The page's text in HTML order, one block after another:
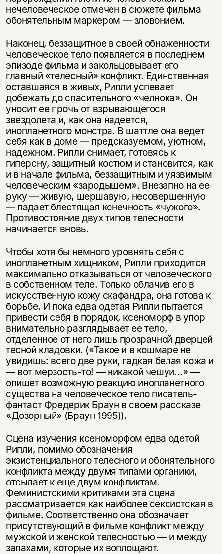
нечеловеческое отмечен в сюжете фильма
обонятельным маркером — зловонием.
Наконец, беззащитное в своей обнаженности
человеческое тело появляется в последнем
эпизоде фильма и закольцовывает его
главный «телесный» конфликт. Единственная
оставшаяся в живых, Рипли успевает
добежать до спасительного «челнока». Он
уносит ее прочь от взрывающегося
звездолета и, как она надеется,
инопланетного монстра. В шаттле она ведет
себя как в доме — предсказуемом, уютном,
надежном. Рипли снимает, готовясь к
гиперсну, защитный костюм и становится, как
и в начале фильма, беззащитным и уязвимым
человеческим «зародышем». Внезапно на ее
руку — живую, шершавую, несовершенную
— падает блестящая конечность «чужого».
Противостояние двух типов телесности
начинается вновь.
Чтобы хотя бы немного уровнять себя с
инопланетным хищником, Рипли приходится
максимально отказываться от человеческого
в собственном теле. Только облачив его в
искусственную кожу скафандра, она готова к
борьбе. И пока едва одетая Рипли пытается
привести себя в порядок, ксеноморф в упор
внимательно разглядывает ее тело,
отделенное от него лишь прозрачной дверцей
тесной кладовки. («Такое и в кошмаре не
увидишь: всего две руки, гадкая белая кожа и
— вот мерзость-то! — никакой чешуи…» —
опишет возможную реакцию инопланетного
существа на человеческое тело писатель-
фантаст Фредерик Браун в своем рассказе
«Дозорный» (Браун 1995)).
Сцена изучения ксеноморфом едва одетой
Рипли, помимо обозначения
экзистенциального телесного и обонятельного
конфликта между двумя типами органики,
отсылает к еще двум конфликтам.
Феминистскими критиками эта сцена
рассматривается как наиболее сексистская в
фильме. Соответственно она обозначает
присутствующий в фильме конфликт между
мужской и женской телесностью — и между
запахами, которые их воплощают.